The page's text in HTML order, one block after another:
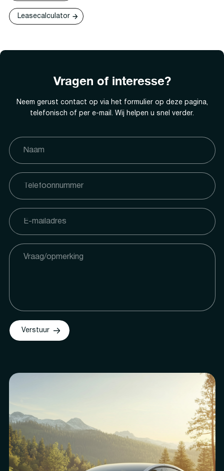
Leasecalculator
Vragen of interesse?
Neem gerust contact op via het formulier op deze pagina,
telefonisch of per e-mail. Wij helpen u snel verder.
Verstuur